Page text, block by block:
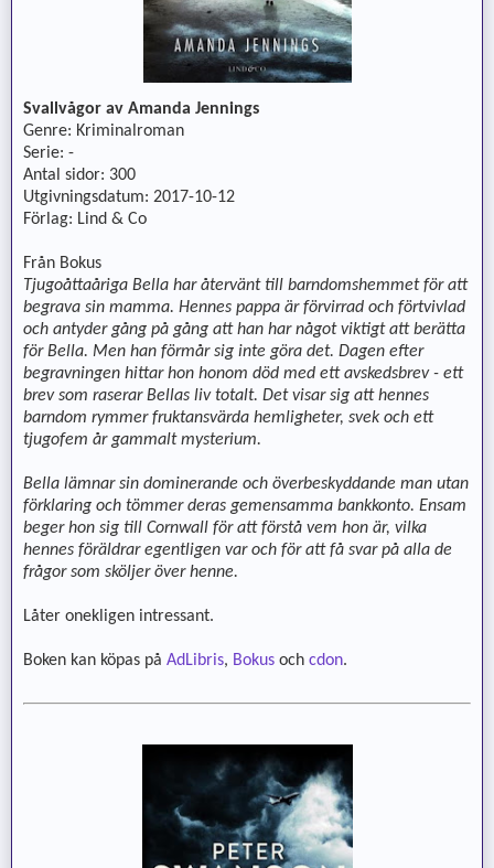
Svallvågor av Amanda Jennings
Genre: Kriminalroman
Serie: -
Antal sidor: 300
Utgivningsdatum: 2017-10-12
Förlag: Lind & Co
Från Bokus
Tjugoåttaåriga Bella har återvänt till barndomshemmet för att
begrava sin mamma. Hennes pappa är förvirrad och förtvivlad
och antyder gång på gång att han har något viktigt att berätta
för Bella. Men han förmår sig inte göra det. Dagen efter
begravningen hittar hon honom död med ett avskedsbrev - ett
brev som raserar Bellas liv totalt. Det visar sig att hennes
barndom rymmer fruktansvärda hemligheter, svek och ett
tjugofem år gammalt mysterium.
Bella lämnar sin dominerande och överbeskyddande man utan
förklaring och tömmer deras gemensamma bankkonto. Ensam
beger hon sig till Cornwall för att förstå vem hon är, vilka
hennes föräldrar egentligen var och för att få svar på alla de
frågor som sköljer över henne.
Låter onekligen intressant.
Boken kan köpas på AdLibris, Bokus och cdon.